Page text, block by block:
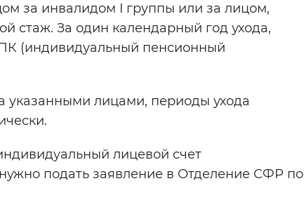
за инвалидом I группы или за лицом,
стаж. За один календарный год ухода,
(индивидуальный пенсионный
указанными лицами, периоды ухода
лицевой счет
подать заявление в Отделение СФР по